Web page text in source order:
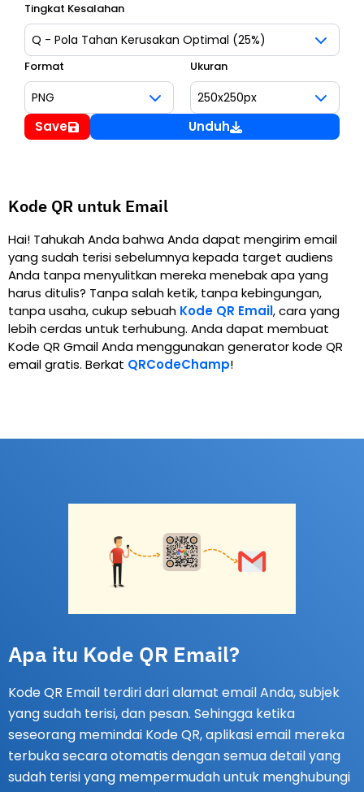
Tingkat Kesalahan
Format Ukuran
Save Unduh
Kode QR untuk Email
Hai! Tahukah Anda bahwa Anda dapat mengirim email
yang sudah terisi sebelumnya kepada target audiens
Anda tanpa menyulitkan mereka menebak apa yang
harus ditulis? Tanpa salah ketik, tanpa kebingungan,
tanpa usaha, cukup sebuah Kode QR Email, cara yang
lebih cerdas untuk terhubung. Anda dapat membuat
Kode QR Gmail Anda menggunakan generator kode QR
email gratis. Berkat QRCodeChamp!
Apa itu Kode QR Email?
Kode QR Email terdiri dari alamat email Anda, subjek
yang sudah terisi, dan pesan. Sehingga ketika
seseorang memindai Kode QR, aplikasi email mereka
terbuka secara otomatis dengan semua detail yang
sudah terisi yang mempermudah untuk menghubungi